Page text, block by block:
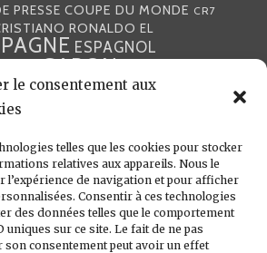
le consentement aux
telles que les cookies pour stocker
relatives aux appareils. Nous le
de navigation et pour afficher
Consentir à ces technologies
des données telles que le comportement
uniques sur ce site. Le fait de ne pas
consentement peut avoir un effet
PRESSE COUPE DU MONDE CR7
RONALDO EL
ESPAGNOL
GABON
LOPETEGUI KARIM BENZÉMA
CHAMPIONS
MARCELO MERCATO
PORTUGAL PRESSE
REALREAL
RONALDO SANTIAGO SOLARI
ZINÉDINE ZIDANE